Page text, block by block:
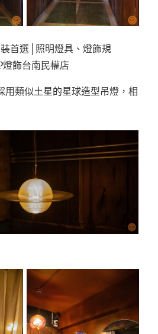
用類似土星的星球造型吊燈，相